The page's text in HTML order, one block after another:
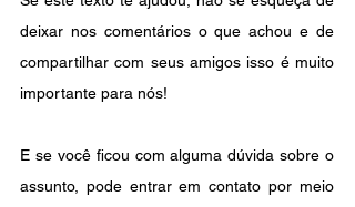
deixar nos comentários o que achou e de
compartilhar com seus amigos isso é muito
importante para nós!
E se você ficou com alguma dúvida sobre o
assunto, pode entrar em contato por meio